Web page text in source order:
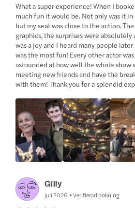
What a super experience! When I
much fun it would be. Not only was it
but my seat was close to the action.
graphics, the surprises were absolutely
was a joy and I heard many people
was the most fun! Every other actor
astounded at how well the whole show
meeting new friends and have the
with them! Thank you for a splendid
Gilly
juli 2026 Verifierad bokning